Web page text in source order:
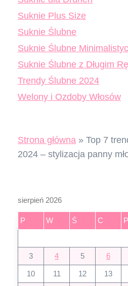
Suknie Plus Size
Suknie Ślubne
Suknie Ślubne
Suknie Ślubne z Długim
Trendy Ślubne 2024
Welony i Ozdoby Włosów
Strona główna » Top 7
2024 – stylizacja panny
sierpień 2026
P W Ś C P
3 4 5 6
10 11 12 13